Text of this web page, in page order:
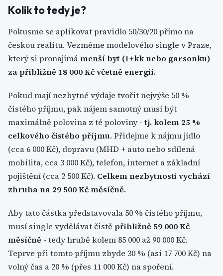
Kolik to tedy je?
Pokusme se aplikovat pravidlo 50/30/20 přímo na
českou realitu. Vezměme modelového single v Praze,
který si pronajímámenší byt (1+kk nebo garsonku)
za přibližně 18 000 Kč včetně energií.
Pokud mají nezbytné výdaje tvořit nejvýše 50 %
čistého příjmu, pak nájem samotný musí být
maximálně polovina z té poloviny -tj. kolem 25 %
celkového čistého příjmu. Přidejme k nájmu jídlo
(cca 6 000 Kč), dopravu (MHD + auto nebo sdílená
mobilita, cca 3 000 Kč), telefon, internet a základní
pojištění (cca 2 500 Kč). Celkem nezbytnosti vychází
zhruba na 29 500 Kč měsíčně.
Aby tato částka představovala 50 % čistého příjmu,
musí single vydělávat čistě přibližně 59 000 Kč
měsíčně - tedy hrubě kolem 85 000 až 90 000 Kč.
Teprve při tomto příjmu zbyde 30 % (asi 17 700 Kč) na
volný čas a 20 % (přes 11 000 Kč) na spoření.